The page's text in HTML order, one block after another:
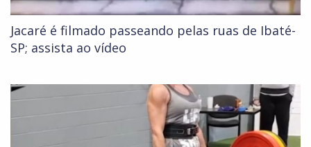
Jacaré é filmado passeando pelas ruas de Ibaté-
SP; assista ao vídeo